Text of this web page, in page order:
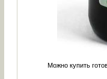
Можно купить